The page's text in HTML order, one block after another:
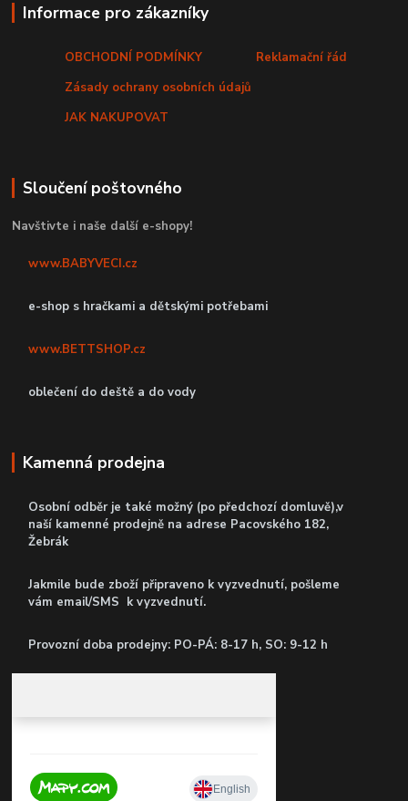
Informace pro zákazníky
OBCHODNÍ PODMÍNKY
Reklamační řád
Zásady ochrany osobních údajů
JAK NAKUPOVAT
Sloučení poštovného
Navštivte i naše další e-shopy!
www.BABYVECI.cz
e-shop s hračkami a dětskými potřebami
www.BETTSHOP.cz
oblečení do deště a do vody
Kamenná prodejna
Osobní odběr je také možný (po předchozí domluvě),v
naší kamenné prodejně na adrese Pacovského 182,
Žebrák
Jakmile bude zboží připraveno k vyzvednutí, pošleme
vám email/SMS k vyzvednutí.
Provozní doba prodejny: PO-PÁ: 8-17 h, SO: 9-12 h